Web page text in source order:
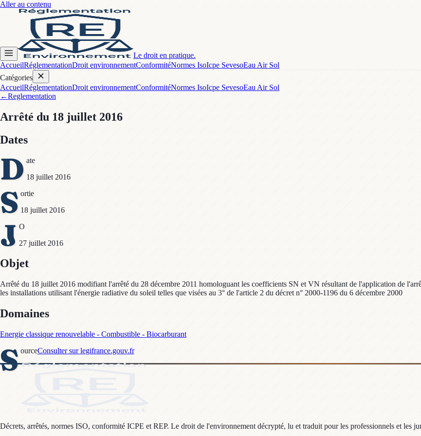
Aller au contenu
Le droit en pratique.
AccueilRéglementationDroit environnementConformitéNormes IsoIcpe SevesoEau Air Sol
Catégories
AccueilRéglementationDroit environnementConformitéNormes IsoIcpe SevesoEau Air Sol
←Reglementation
Arrêté du 18 juillet 2016
Dates
D ate
18 juillet 2016
S ortie
18 juillet 2016
J O
27 juillet 2016
Objet
Arrêté du 18 juillet 2016 modifiant l'arrêté du 28 décembre 2011 homologuant les coefficients SN et VN résultant de l'application de
les installations utilisant l'énergie radiative du soleil telles que visées au 3° de l'article 2 du décret n° 2000-1196 du 6 décembre 2000
Domaines
Energie classique renouvelable - Combustible - Biocarburant
S ourceConsulter sur legifrance.gouv.fr
Décrets, arrêtés, normes ISO, conformité ICPE et REP. Le droit de l'environnement décrypté, lu et traduit pour les professionnels et les